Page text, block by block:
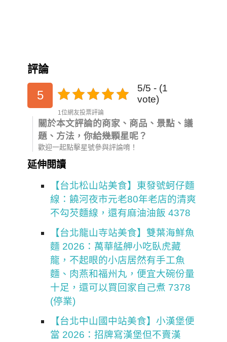
評論
5
5/5 - (1
vote)
1位網友投票評論
關於本文評論的商家、商品、景點、議
題、方法，你給幾顆星呢？
歡迎一起點擊星號參與評論唷！
延伸閱讀
【台北松山站美食】東發號蚵仔麵
線：饒河夜市元老80年老店的清爽
不勾芡麵線，還有麻油油飯 4378
【台北龍山寺站美食】雙葉海鮮魚
麵 2026：萬華艋舺小吃臥虎藏
龍，不起眼的小店居然有手工魚
麵、肉燕和福州丸，便宜大碗份量
十足，還可以買回家自己煮 7378
(停業)
【台北中山國中站美食】小漢堡便
當 2026：招牌寫漢堡但不賣漢